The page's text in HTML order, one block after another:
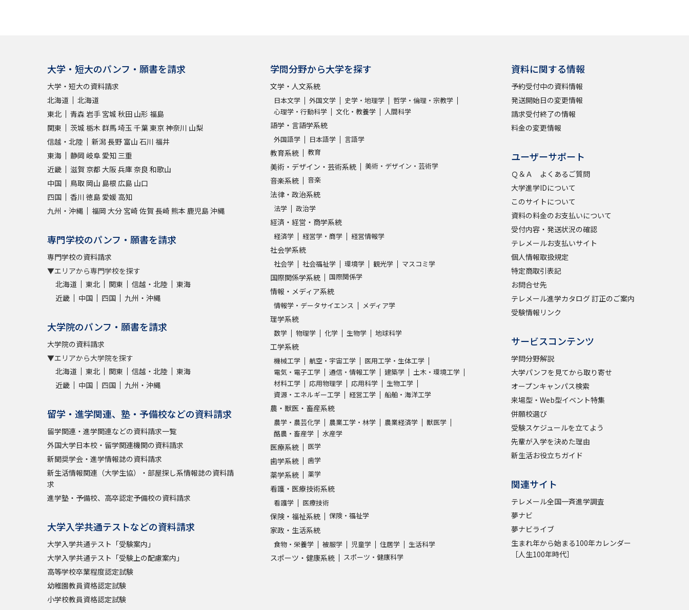
志望校・出願校を調べる
併願校選び 受験スケジュールを立てよう
先輩が入学を決めた理由
テレメール全国一斉進学調査
学問検索
大学で学びたい学問発見
学問のミニ講義「夢ナビ講義」 学問の教科書 夢ナビライブ
ユーザーサポート
このサイトについて
資料の料金のお支払いについて 受付内容・発送状況の確認 テレメール お支払いサイト
テレメール進学カタログ
受験情報リンク
大学・短大のパンフ・願書を請求
大学・短大の資料請求
北海道
北海道
東北
青森 岩手 宮城 秋田 山形 福島
関東
茨城 栃木 群馬埼玉 千葉東京神奈川 山梨
信越・北陸
新潟長野 富山 石川 福井
東海
静岡 岐阜 愛知 三重
近畿
滋賀 京都 大阪兵庫奈良 和歌山
中国
鳥取 岡山 島根 広島 山口
四国
香川 徳島 愛媛 高知
九州・沖縄
福岡 大分 宮崎 佐賀 長崎 熊本 鹿児島沖縄
専門学校のパンフ・願書を請求
専門学校の資料請求
▼エリアから専門学校を探す
北海道
東北 関東 信越・北陸
東海
近畿
中国 四国 九州・沖縄
大学院のパンフ・願書を請求
大学院の資料請求
▼エリアから大学院を探す
北海道
東北 関東 信越・北陸
東海
近畿
中国 四国 九州・沖縄
留学・進学関連、塾・予備校などの資料請求
留学関連・進学関連などの資料請求一覧
外国大学日本校・留学関連機関の資料請求
新聞奨学会・進学情報誌の資料請求
新生活情報関連（大学生協）・部屋探し系情報誌の資料請
求
進学塾・予備校、高卒認定予備校の資料請求
大学入学共通テストなどの資料請求
大学入学共通テスト「受験案内」
大学入学共通テスト「受験上の配慮案内」
高等学校卒業程度認定試験
幼稚園教員資格認定試験
小学校教員資格認定試験
学問分野から大学を探す
文学・人文系統
日本文学 外国文学 史学・地理学
哲学・倫理・宗教学
心理学・行動科学
文化・教養学 人間科学
語学・言語学系統
外国語学 日本語学 言語学
教育系統 教育
美術・デザイン・芸術系統 美術・デザイン・芸術学
音楽系統 音楽
法律・政治系統
法学 政治学
経済・経営・商学系統
経済学 経営学・商学 経営情報学
社会学系統
社会学 社会福祉学 環境学 観光学 マスコミ学
国際関係学系統 国際関係学
情報・メディア系統
情報学・データサイエンス メディア学
理学系統
数学 物理学 化学 生物学 地球科学
工学系統
機械工学 航空・宇宙工学
医用工学・生体工学
電気・電子工学
通信・情報工学 建築学
土木・環境工学
材料工学
応用物理学 応用科学
生物工学
資源・エネルギー工学
経営工学 船舶・海洋工学
農・獣医・畜産系統
農学・農芸化学 農業工学・林学 農業経済学
獣医学
酪農・畜産学
水産学
医療系統 医学
歯学系統 歯学
薬学系統 薬学
看護・医療技術系統
看護学 医療技術
保険・福祉系統 保険・福祉学
家政・生活系統
食物・栄養学 被服学 児童学 住居学 生活科学
スポーツ・健康系統 スポーツ・健康科学
資料に関する情報
予約受付中の資料情報
発送開始日の変更情報
請求受付終了の情報
料金の変更情報
ユーザーサポート
Ｑ＆Ａ よくあるご質問
大学進学IDについて
このサイトについて
資料の料金のお支払いについて
受付内容・発送状況の確認
テレメールお支払いサイト
個人情報取扱規定
特定商取引表記
お問合せ先
テレメール進学カタログ 訂正のご案内
受験情報リンク
サービスコンテンツ
学問分野解説
大学パンフを見てから取り寄せ
オープンキャンパス検索
来場型・Web型イベント特集
併願校選び
受験スケジュールを立てよう
先輩が入学を決めた理由
新生活お役立ちガイド
関連サイト
テレメール全国一斉進学調査
夢ナビ
夢ナビライブ
生まれ年から始まる100年カレンダー
［人生100年時代］